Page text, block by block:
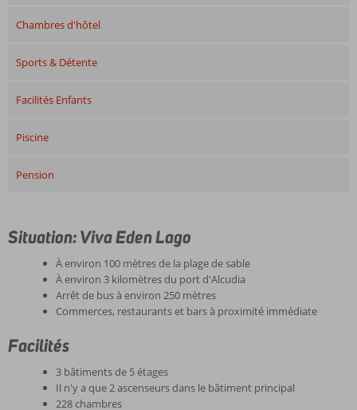
Chambres d'hôtel
Sports & Détente
Facilités Enfants
Piscine
Pension
Situation: Viva Eden Lago
À environ 100 mètres de la plage de sable
À environ 3 kilomètres du port d'Alcudia
Arrêt de bus à environ 250 mètres
Commerces, restaurants et bars à proximité immédiate
Facilités
3 bâtiments de 5 étages
Il n'y a que 2 ascenseurs dans le bâtiment principal
228 chambres